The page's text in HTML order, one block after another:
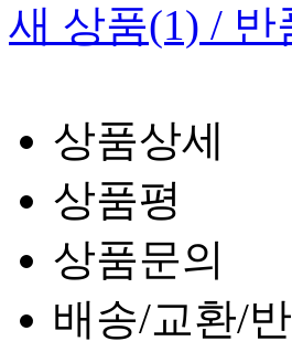
새 상품(1) / 반
상품상세
상품평
상품문의
배송/교환/